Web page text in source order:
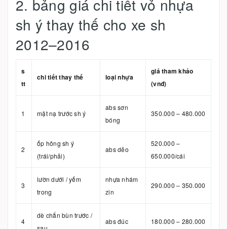
2. bảng giá chi tiết vỏ nhựa
sh ý thay thế cho xe sh
2012–2016
s
tt
chi tiết thay thế loại nhựa
giá tham khảo
(vnđ)
1 mặt nạ trước sh ý
abs sơn
bóng
350.000 – 480.000
2
ốp hông sh ý
(trái/phải)
abs dẻo
520.000 –
650.000/cái
3
lườn dưới / yếm
trong
nhựa nhám
zin
290.000 – 350.000
4
dè chắn bùn trước /
abs đúc 180.000 – 280.000